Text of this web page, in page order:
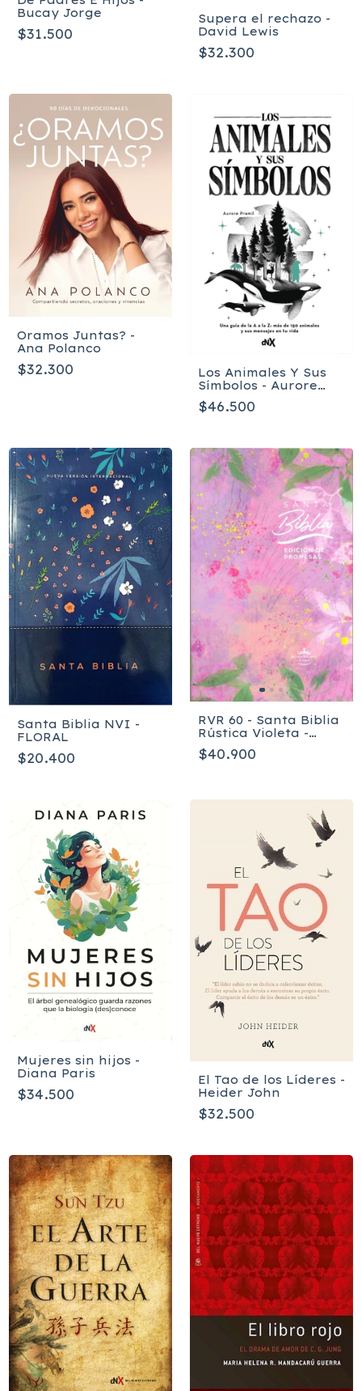
Bucay Jorge
$31.500
Supera el rechazo -
David Lewis
$32.300
Oramos Juntas? -
Ana Polanco
$32.300
Los Animales Y Sus
Símbolos - Aurore
Pramil
$46.500
Santa Biblia NVI -
FLORAL
$20.400
RVR 60 - Santa Biblia
Rústica Violeta -
Edición de Promesas
CR-M2
$40.900
Mujeres sin hijos -
Diana Paris
$34.500
El Tao de los Líderes -
Heider John
$32.500